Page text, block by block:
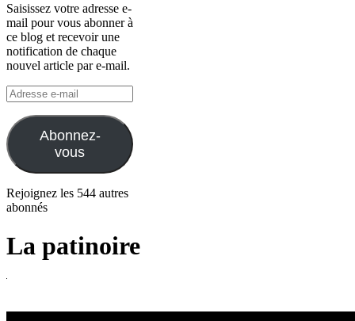
Saisissez votre adresse e-
mail pour vous abonner à
ce blog et recevoir une
notification de chaque
nouvel article par e-mail.
Adresse
e-
mail
Abonnez-
vous
Rejoignez les 544 autres
abonnés
La patinoire